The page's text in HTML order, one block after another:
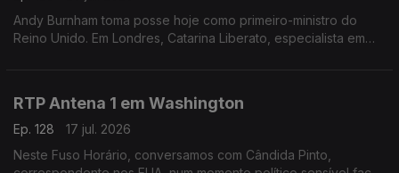
Andy Burnham toma posse hoje como primeiro-ministro do
Reino Unido. Em Londres, Catarina Liberato, especialista em
RTP Antena 1 em Washington
Ep. 128
17 jul. 2026
Neste Fuso Horário, conversamos com Cândida Pinto,